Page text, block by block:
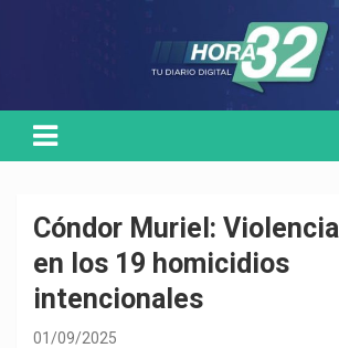
Cóndor Muriel:
en los 19 homicidios
intencionales
01/09/2025